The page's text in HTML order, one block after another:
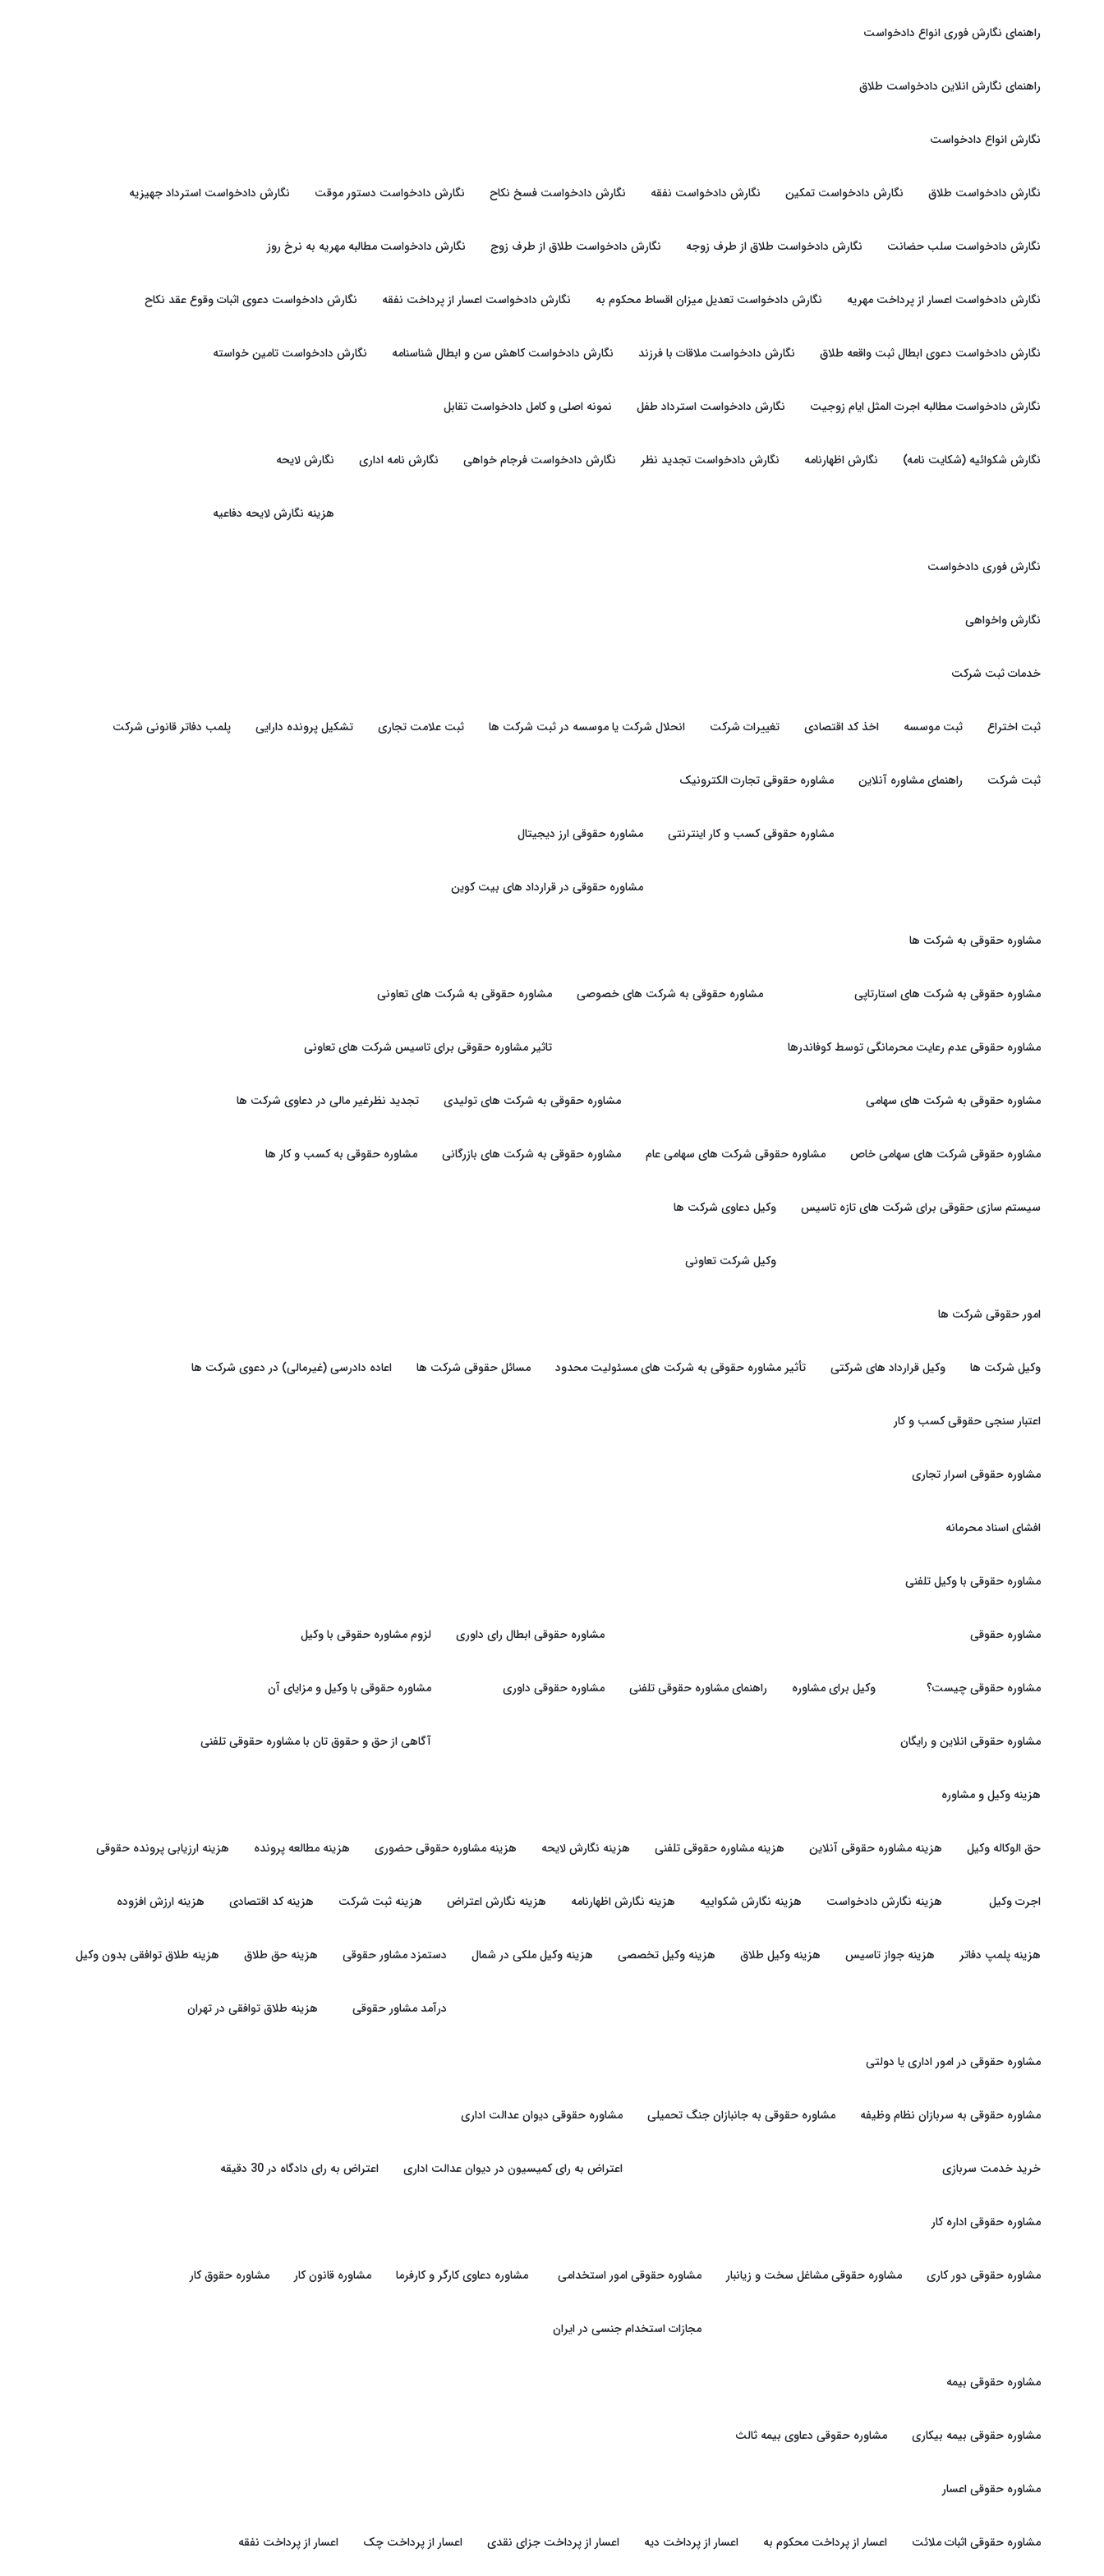
راهنمای نگارش فوری انواع دادخواست
راهنمای نگارش انلاین دادخواست طلاق
نگارش انواع دادخواست
نگارش دادخواست طلاق نگارش دادخواست تمکین نگارش دادخواست نفقه نگارش دادخواست فسخ نکاح نگارش دادخواست دستور موقت نگارش دادخواست استرداد جهیزیه
نگارش دادخواست سلب حضانت نگارش دادخواست طلاق از طرف زوجه نگارش دادخواست طلاق از طرف زوج نگارش دادخواست مطالبه مهریه به نرخ روز
نگارش دادخواست اعسار از پرداخت مهریه نگارش دادخواست تعدیل میزان اقساط محکوم به نگارش دادخواست اعسار از پرداخت نفقه نگارش دادخواست دعوی اثبات وقوع عقد نکاح
نگارش دادخواست دعوی ابطال ثبت واقعه طلاق نگارش دادخواست ملاقات با فرزند نگارش دادخواست کاهش سن و ابطال شناسنامه نگارش دادخواست تامین خواسته
نگارش دادخواست مطالبه اجرت المثل ایام زوجیت نگارش دادخواست استرداد طفل نمونه اصلی و کامل دادخواست تقابل
نگارش شکوائیه (شکایت نامه) نگارش اظهارنامه نگارش دادخواست تجدید نظر نگارش دادخواست فرجام خواهی نگارش نامه اداری نگارش لایحه
هزینه نگارش لایحه دفاعیه
نگارش فوری دادخواست
نگارش واخواهی
خدمات ثبت شرکت
ثبت اختراع
ثبت شرکت
ثبت موسسه اخذ کد اقتصادی تغییرات شرکت انحلال شرکت یا موسسه در ثبت شرکت ها ثبت علامت تجاری تشکیل پرونده دارایی پلمب دفاتر قانونی شرکت
راهنمای مشاوره آنلاین مشاوره حقوقی تجارت الکترونیک
مشاوره حقوقی کسب و کار اینترنتی مشاوره حقوقی ارز دیجیتال
مشاوره حقوقی در قرارداد های بیت کوین
مشاوره حقوقی به شرکت ها
مشاوره حقوقی به شرکت های استارتاپی
مشاوره حقوقی عدم رعایت محرمانگی توسط کوفاندرها
مشاوره حقوقی به شرکت های خصوصی مشاوره حقوقی به شرکت های تعاونی
تاثیر مشاوره حقوقی برای تاسیس شرکت های تعاونی
مشاوره حقوقی به شرکت های سهامی
مشاوره حقوقی شرکت های سهامی خاص مشاوره حقوقی شرکت های سهامی عام
مشاوره حقوقی به شرکت های تولیدی تجدید نظرغیر مالی در دعاوی شرکت ها
مشاوره حقوقی به شرکت های بازرگانی مشاوره حقوقی به کسب و کار ها
سیستم سازی حقوقی برای شرکت های تازه تاسیس وکیل دعاوی شرکت ها
وکیل شرکت تعاونی
امور حقوقی شرکت ها
وکیل شرکت ها وکیل قرارداد های شرکتی تأثیر مشاوره حقوقی به شرکت های مسئولیت محدود مسائل حقوقی شرکت ها اعاده دادرسی (غیرمالی) در دعوی شرکت ها
اعتبار سنجی حقوقی کسب و کار
مشاوره حقوقی اسرار تجاری
افشای اسناد محرمانه
مشاوره حقوقی با وکیل تلفنی
مشاوره حقوقی
مشاوره حقوقی چیست؟
مشاوره حقوقی انلاین و رایگان
وکیل برای مشاوره راهنمای مشاوره حقوقی تلفنی
مشاوره حقوقی ابطال رای داوری
مشاوره حقوقی داوری
لزوم مشاوره حقوقی با وکیل
مشاوره حقوقی با وکیل و مزایای آن
آگاهی از حق و حقوق تان با مشاوره حقوقی تلفنی
هزینه وکیل و مشاوره
حق الوکاله وکیل
اجرت وکیل
هزینه مشاوره حقوقی آنلاین هزینه مشاوره حقوقی تلفنی هزینه نگارش لایحه هزینه مشاوره حقوقی حضوری هزینه مطالعه پرونده هزینه ارزیابی پرونده حقوقی
هزینه نگارش دادخواست هزینه نگارش شکواییه هزینه نگارش اظهارنامه هزینه نگارش اعتراض هزینه ثبت شرکت هزینه کد اقتصادی هزینه ارزش افزوده
هزینه پلمپ دفاتر هزینه جواز تاسیس هزینه وکیل طلاق هزینه وکیل تخصصی هزینه وکیل ملکی در شمال دستمزد مشاور حقوقی
درآمد مشاور حقوقی
هزینه حق طلاق هزینه طلاق توافقی بدون وکیل
هزینه طلاق توافقی در تهران
مشاوره حقوقی در امور اداری یا دولتی
مشاوره حقوقی به سربازان نظام وظیفه
خرید خدمت سربازی
مشاوره حقوقی به جانبازان جنگ تحمیلی مشاوره حقوقی دیوان عدالت اداری
اعتراض به رای کمیسیون در دیوان عدالت اداری اعتراض به رای دادگاه در 30 دقیقه
مشاوره حقوقی اداره کار
مشاوره حقوقی دور کاری مشاوره حقوقی مشاغل سخت و زیانبار مشاوره حقوقی امور استخدامی
مجازات استخدام جنسی در ایران
مشاوره دعاوی کارگر و کارفرما مشاوره قانون کار مشاوره حقوق کار
مشاوره حقوقی بیمه
مشاوره حقوقی بیمه بیکاری مشاوره حقوقی دعاوی بیمه ثالث
مشاوره حقوقی اعسار
مشاوره حقوقی اثبات ملائت اعسار از پرداخت محکوم به اعسار از پرداخت دیه اعسار از پرداخت جزای نقدی اعسار از پرداخت چک اعسار از پرداخت نفقه